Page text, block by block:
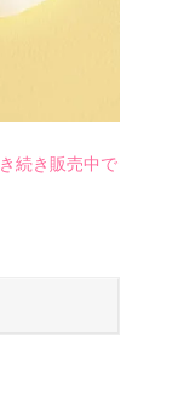
続き販売中で